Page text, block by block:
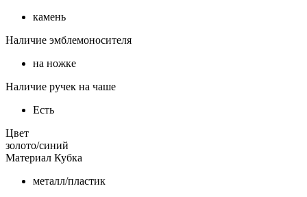
камень
Наличие эмблемоносителя
на ножке
Наличие ручек на чаше
Есть
Цвет
золото/синий
Материал Кубка
металл/пластик